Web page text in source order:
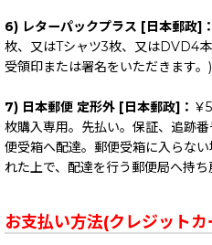
6) レターパックプラス [日本郵政]：
枚、又はTシャツ3枚、又はDVD4
受領印または署名をいただきます。)
7) 日本郵便 定形外 [日本郵政]： ￥
枚購入専用。先払い。保証、追跡
便受箱へ配達。郵便受箱に入らな
れた上で、配達を行う郵便局へ持ち
お支払い方法(クレジットカ